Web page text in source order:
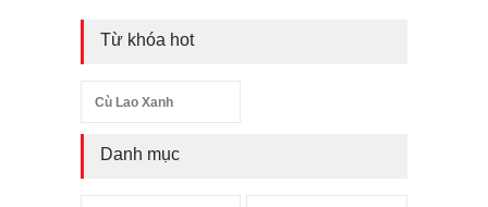
Từ khóa hot
Cù Lao Xanh
Danh mục